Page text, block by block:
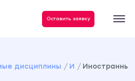
Оставить заявку
дисциплины И